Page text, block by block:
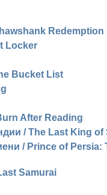
Redemption
Locker
Bucket List
After Reading
/ The Last King of
/ Prince of Persia:
Samurai